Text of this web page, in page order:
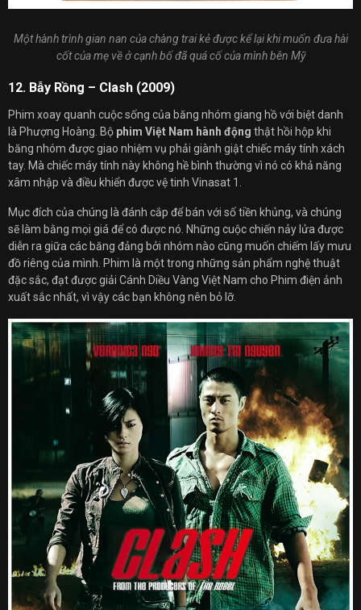
Một hành trình gian nan của chàng trai kẻ được kể lại khi muốn đưa hài
cốt của mẹ về ở cạnh bố đã quá cố của mình bên Mỹ
12. Bẫy Rồng – Clash (2009)
Phim xoay quanh cuộc sống của băng nhóm giang hồ với biệt danh
là Phượng Hoàng. Bộ phim Việt Nam hành động thật hồi hộp khi
băng nhóm được giao nhiệm vụ phải giành giật chiếc máy tính xách
tay. Mà chiếc máy tính này không hề bình thường vì nó có khả năng
xâm nhập và điều khiển được vệ tinh Vinasat 1.
Mục đích của chúng là đánh cắp để bán với số tiền khủng, và chúng
sẽ làm bằng mọi giá để có được nó. Những cuộc chiến nảy lửa được
diễn ra giữa các băng đảng bởi nhóm nào cũng muốn chiếm lấy mưu
đồ riêng của mình. Phim là một trong những sản phẩm nghệ thuật
đặc sắc, đạt được giải Cánh Diều Vàng Việt Nam cho Phim điện ảnh
xuất sắc nhất, vì vậy các bạn không nên bỏ lỡ.